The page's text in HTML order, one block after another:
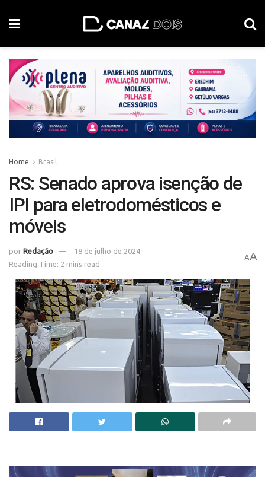
Home Brasil
RS: Senado aprova isenção de
IPI para eletrodomésticos e
móveis
por Redação
18 de julho de 2024
Reading Time: 2 mins read
AA